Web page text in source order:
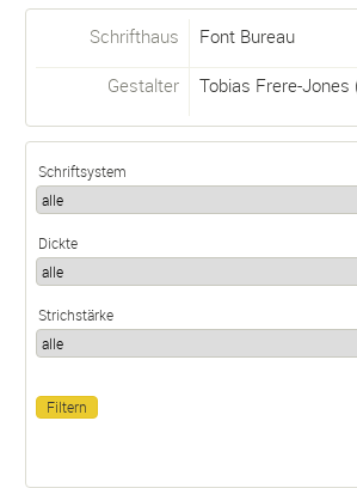
Schrifthaus Font Bureau
Gestalter Tobias Frere-Jones
Schriftsystem
Dickte
Strichstärke